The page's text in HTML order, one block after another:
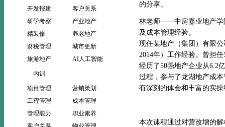
开发报建
客户关系
研学考察
产业地产
精装修
养老地产
财税管理
城市更新
旅游地产
AI人工智能
内训
项目管理
营销策划
工程管理
成本管理
管理能力
职业素养
的分享。
林老师——中房嘉业地产学
及成本管理经验。
现任某地产（集团）有限
2014年）工作经验。曾担
经历了50强地产企业从6.2
过程，参与了龙湖地产成
有深刻的体会和丰富的实操
本次课程通过对营改增的